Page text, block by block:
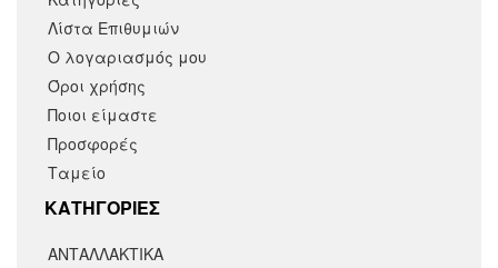
Λίστα Επιθυμιών
Ο λογαριασμός μου
Όροι χρήσης
Ποιοι είμαστε
Προσφορές
Ταμείο
KΑΤΗΓΟΡΙΕΣ
ΑΝΤΑΛΛΑΚΤΙΚΆ